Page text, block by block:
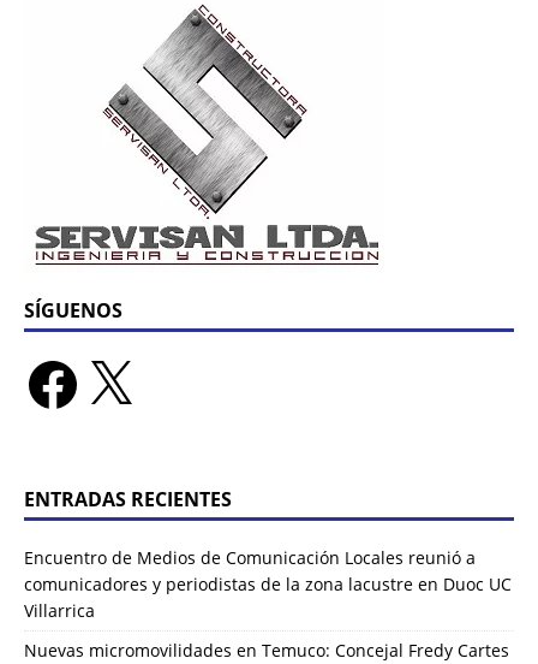
SÍGUENOS
ENTRADAS RECIENTES
Encuentro de Medios de Comunicación Locales reunió a
comunicadores y periodistas de la zona lacustre en Duoc UC
Villarrica
Nuevas micromovilidades en Temuco: Concejal Fredy Cartes